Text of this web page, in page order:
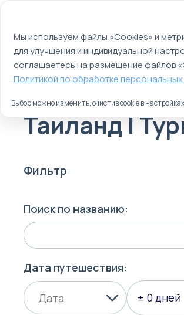
Главная
Таиланд |
Фильтр
Поиск по названию:
Дата путешествия:
± 0 дней
Мы используем файлы «Cookies» и
для улучшения и индивидуальной
соглашаетесь на размещение файлов
Политикой по обработке
Выбор можно изменить, очистив cookie в